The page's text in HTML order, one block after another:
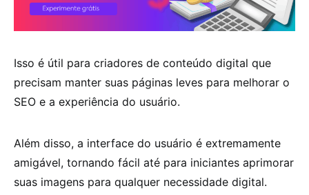
Isso é útil para criadores de conteúdo digital que
precisam manter suas páginas leves para melhorar o
SEO e a experiência do usuário.
Além disso, a interface do usuário é extremamente
amigável, tornando fácil até para iniciantes aprimorar
suas imagens para qualquer necessidade digital.